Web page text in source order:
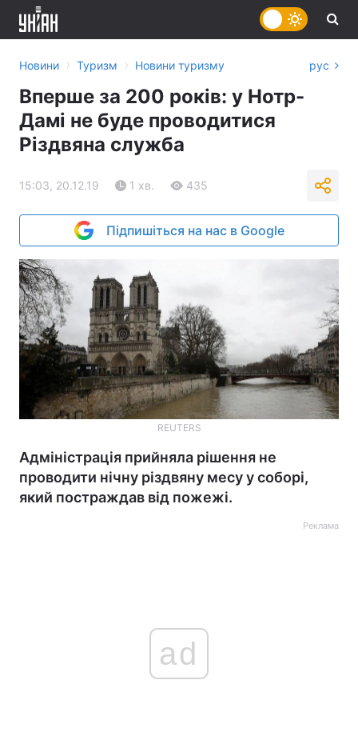
Новини › Туризм › Новини туризму рус
Вперше за 200 років: у Нотр-
Дамі не буде проводитися
Різдвяна служба
15:03, 20.12.19 1 хв. 435
Підпишіться на нас в Google
REUTERS
Адміністрація прийняла рішення не
проводити нічну різдвяну месу у соборі,
який постраждав від пожежі.
Реклама
ad